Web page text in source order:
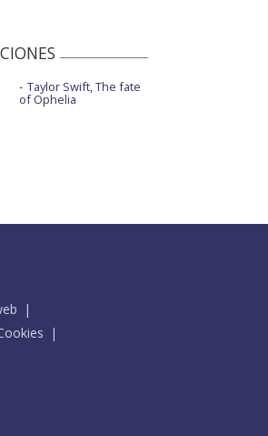
Taylor Swift, The fate
of Ophelia